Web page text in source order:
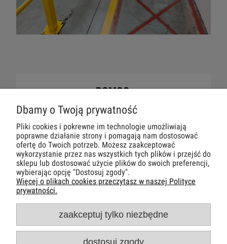
POMOC
DLA CIEBIE
MOJE KONTO
PŁATNOŚCI I DOSTAWA
O NAS
Dbamy o Twoją prywatność
Pliki cookies i pokrewne im technologie umożliwiają
poprawne działanie strony i pomagają nam dostosować
ofertę do Twoich potrzeb. Możesz zaakceptować
wykorzystanie przez nas wszystkich tych plików i przejść do
sklepu lub dostosować użycie plików do swoich preferencji,
wybierając opcję "Dostosuj zgody".
Więcej o plikach cookies przeczytasz w naszej Polityce
prywatności.
zaakceptuj tylko niezbędne
dostosuj zgody